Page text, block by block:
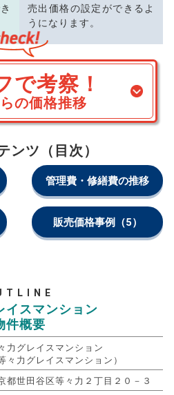
売出価格の設定ができるよ
うになります。
で考察！
の価格推移
ンツ（目次）
管理費・修繕費の推移
販売価格事例 （5）
イスマンション
件概要
力グレイスマンション
等々力グレイスマンション）
都世田谷区等々力２丁目２０－３